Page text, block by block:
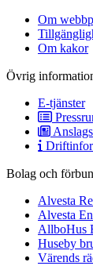
Om
Om kakor
Övrig
E-tjänster
Bolag och
Alvesta
Alvesta
AllboHus
Huseby
Värends